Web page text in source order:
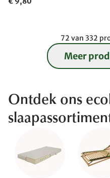
72 van 332
Meer
Ontdek ons